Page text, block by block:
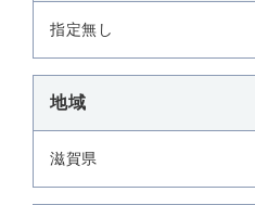
指定無し
地域
滋賀県